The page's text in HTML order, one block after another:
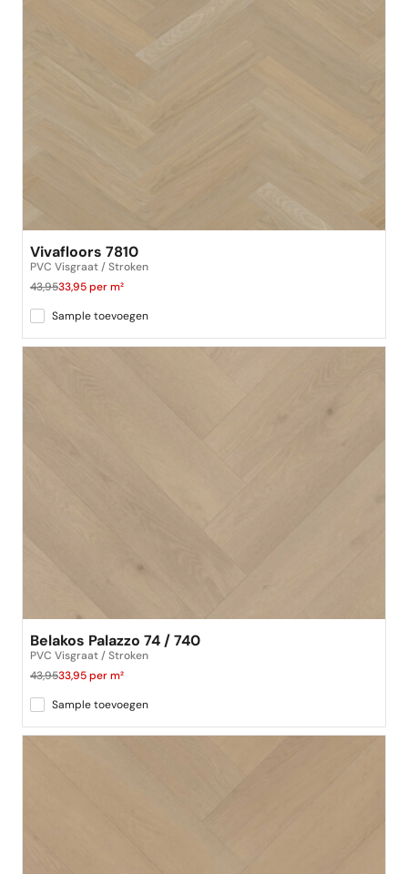
Vivafloors 7810
PVC Visgraat / Stroken
43,9533,95 per m²
Sample toevoegen
Belakos Palazzo 74 / 740
PVC Visgraat / Stroken
43,9533,95 per m²
Sample toevoegen